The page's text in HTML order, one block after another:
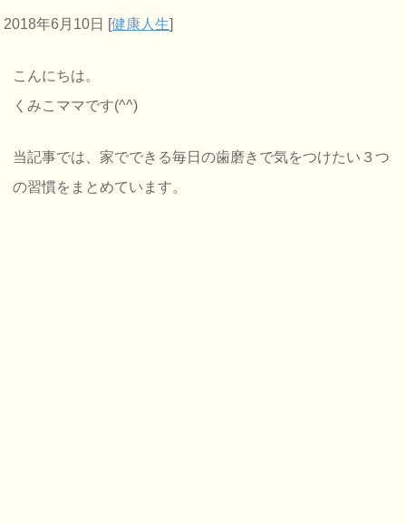
2018年6月10日 [健康人生]
こんにちは。
くみこママです(^^)
当記事では、家でできる毎日の歯磨きで気をつけたい３つ
の習慣をまとめています。